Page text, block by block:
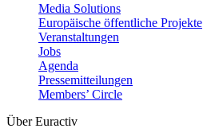
Media Solutions
Europäische öffentliche Projekte
Veranstaltungen
Jobs
Agenda
Pressemitteilungen
Members’ Circle
Über Euractiv